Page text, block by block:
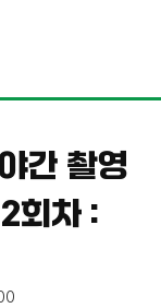
간 촬영
회차 :